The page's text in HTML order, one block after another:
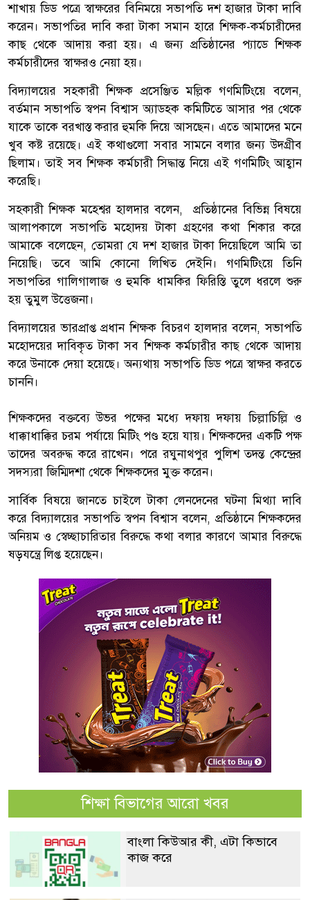
শাখায় ডিড পত্রে স্বাক্ষরের বিনিময়ে সভাপতি দশ হাজার টাকা দাবি
করেন। সভাপতির দাবি করা টাকা সমান হারে শিক্ষক-কর্মচারীদের
কাছ থেকে আদায় করা হয়। এ জন্য প্রতিষ্ঠানের প্যাডে শিক্ষক
কর্মচারীদের স্বাক্ষরও নেয়া হয়।
বিদ্যালয়ের সহকারী শিক্ষক প্রসেঞ্জিত মল্লিক গণমিটিংয়ে বলেন,
বর্তমান সভাপতি স্বপন বিশ্বাস অ্যাডহক কমিটিতে আসার পর থেকে
যাকে তাকে বরখাস্ত করার হুমকি দিয়ে আসছেন। এতে আমাদের মনে
খুব কষ্ট রয়েছে। এই কথাগুলো সবার সামনে বলার জন্য উদগ্রীব
ছিলাম। তাই সব শিক্ষক কর্মচারী সিদ্ধান্ত নিয়ে এই গণমিটিং আহ্বান
করেছি।
সহকারী শিক্ষক মহেশ্বর হালদার বলেন, প্রতিষ্ঠানের বিভিন্ন বিষয়ে
আলাপকালে সভাপতি মহোদয় টাকা গ্রহণের কথা শিকার করে
আমাকে বলেছেন, তোমরা যে দশ হাজার টাকা দিয়েছিলে আমি তা
নিয়েছি। তবে আমি কোনো লিখিত দেইনি। গণমিটিংয়ে তিনি
সভাপতির গালিগালাজ ও হুমকি ধামকির ফিরিস্তি তুলে ধরলে শুরু
হয় তুমুল উত্তেজনা।
বিদ্যালয়ের ভারপ্রাপ্ত প্রধান শিক্ষক বিচরণ হালদার বলেন, সভাপতি
মহোদয়ের দাবিকৃত টাকা সব শিক্ষক কর্মচারীর কাছ থেকে আদায়
করে উনাকে দেয়া হয়েছে। অন্যথায় সভাপতি ডিড পত্রে স্বাক্ষর করতে
চাননি।
শিক্ষকদের বক্তব্যে উভর পক্ষের মধ্যে দফায় দফায় চিল্লাচিল্লি ও
ধাক্কাধাক্কির চরম পর্যায়ে মিটিং পণ্ড হয়ে যায়। শিক্ষকদের একটি পক্ষ
তাদের অবরুদ্ধ করে রাখেন। পরে রঘুনাথপুর পুলিশ তদন্ত কেন্দ্রের
সদস্যরা জিম্মিদশা থেকে শিক্ষকদের মুক্ত করেন।
সার্বিক বিষয়ে জানতে চাইলে টাকা লেনদেনের ঘটনা মিথ্যা দাবি
করে বিদ্যালয়ের সভাপতি স্বপন বিশ্বাস বলেন, প্রতিষ্ঠানে শিক্ষকদের
অনিয়ম ও স্বেচ্ছাচারিতার বিরুদ্ধে কথা বলার কারণে আমার বিরুদ্ধে
ষড়যন্ত্রে লিপ্ত হয়েছেন।
শিক্ষা বিভাগের আরো খবর
বাংলা কিউআর কী, এটা কিভাবে
কাজ করে